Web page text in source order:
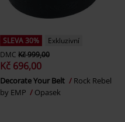
SLEVA 30%
Exkluzivní
DMC Kč 999,00
Kč 696,00
Decorate Your Belt
Rock Rebel
by EMP
Opasek